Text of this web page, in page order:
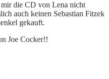
die CD von Lena nicht
auch keinen Sebastian Fitzek
gekauft.
Joe Cocker!!